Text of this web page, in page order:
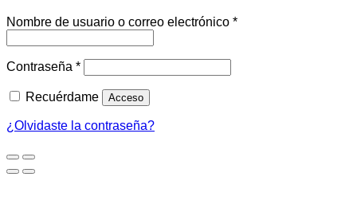
Nombre de usuario o correo electrónico *Obligatorio
Contraseña *Obligatorio
Recuérdame Acceso
¿Olvidaste la contraseña?